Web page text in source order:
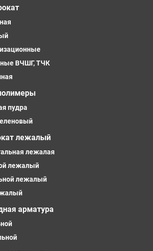
ВЧШГ, ТЧК
пудра
лежалый
лежалая
лежалый
лежалый
арматура